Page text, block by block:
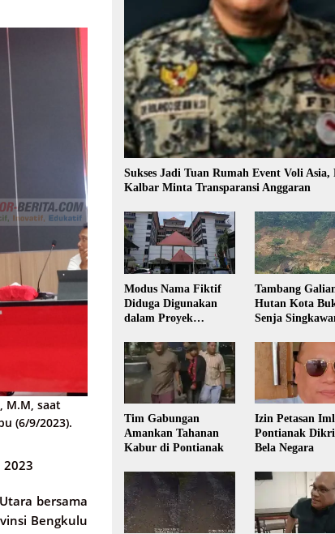
M.M, saat
(6/9/2023).
2023
bersama
Bengkulu
Sukses Jadi Tuan Rumah Event Voli Asia,
Kalbar Minta Transparansi Anggaran
Modus Nama Fiktif
Diduga Digunakan
dalam Proyek
Tambang
Hutan Kota
Senja
Tim Gabungan
Amankan Tahanan
Kabur di Pontianak
Izin Petasan
Pontianak
Bela Negara